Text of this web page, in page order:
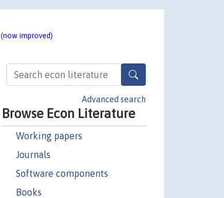
(now improved)
Advanced search
Browse Econ Literature
Working papers
Journals
Software components
Books